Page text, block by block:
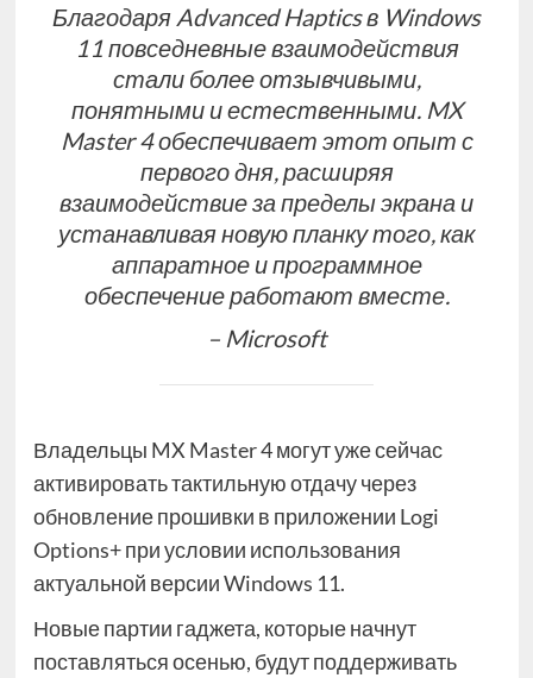
Благодаря Advanced Haptics в Windows
11 повседневные взаимодействия
стали более отзывчивыми,
понятными и естественными. MX
Master 4 обеспечивает этот опыт с
первого дня, расширяя
взаимодействие за пределы экрана и
устанавливая новую планку того, как
аппаратное и программное
обеспечение работают вместе.
– Microsoft
Владельцы MX Master 4 могут уже сейчас
активировать тактильную отдачу через
обновление прошивки в приложении Logi
Options+ при условии использования
актуальной версии Windows 11.
Новые партии гаджета, которые начнут
поставляться осенью, будут поддерживать